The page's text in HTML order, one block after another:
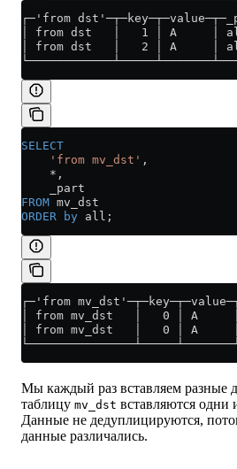
┌─'from
│ from dst   │   1 │ A     │
│ from dst   │   2 │ A     │
SELECT
    'from mv_dst'
,
    *
,
    _part
FROM mv_dst
ORDER by all;
┌─'from
│ from mv_dst   │   0 │ A     │
│ from mv_dst   │   0 │ A     │
Мы каждый раз вставляем разные
таблицу mv_dst вставляются одни
Данные не дедуплицируются,
данные различались.